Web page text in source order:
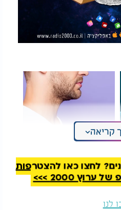
ידעתם מה תפקידו של
לחטוא
קריאה
לחצו כאן להצטרפות
2000 >>>
לנו